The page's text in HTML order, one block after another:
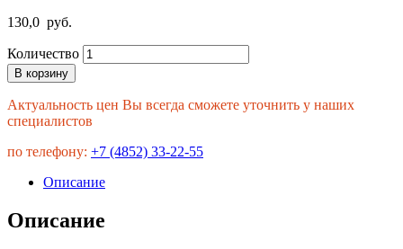
130,0 руб.
Количество
В корзину
Актуальность цен Вы всегда сможете уточнить у наших
специалистов
по телефону: +7 (4852) 33-22-55
Описание
Описание